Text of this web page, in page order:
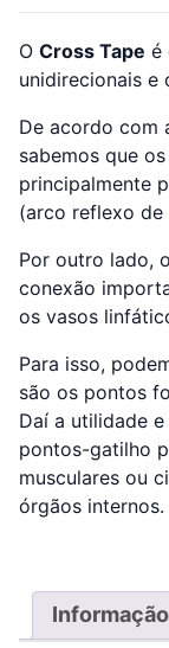
O Cross Tape é
unidirecionais e
De acordo com
sabemos que
principalmente
(arco reflexo de
Por outro lado,
conexão
os vasos
Para isso,
são os pontos
Daí a utilidade
pontos-gatilho
musculares ou
órgãos internos.